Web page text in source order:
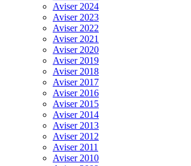
Aviser 2024
Aviser 2023
Aviser 2022
Aviser 2021
Aviser 2020
Aviser 2019
Aviser 2018
Aviser 2017
Aviser 2016
Aviser 2015
Aviser 2014
Aviser 2013
Aviser 2012
Aviser 2011
Aviser 2010